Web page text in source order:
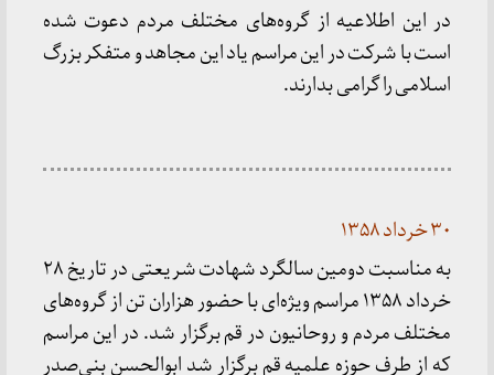
در این اطلاعیه از گروه‌های مختلف مردم دعوت شده
است با شرکت در این مراسم یاد این مجاهد و متفکر بزرگ
اسلامی را گرامی بدارند.
به مناسبت دومین سالگرد شهادت شریعتی در تاریخ ۲۸
خرداد ۱۳۵۸ مراسم ویژه‌ای با حضور هزاران تن از گروه‌های
مختلف مردم و روحانیون در قم برگزار شد. در این مراسم
که از طرف حوزه علمیه قم برگزار شد ابوالحسن بنی‌صدر